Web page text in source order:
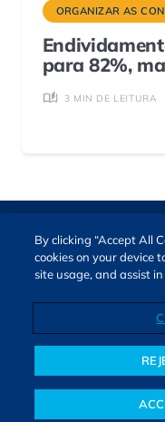
ORGANIZAR AS
para 82%,
3 MIN DE LEITURA
O Bora Investir, site
oferece notícias e
financeiro e diversos
composta por
By clicking “Accept All
cookies on your device
site usage, and assist